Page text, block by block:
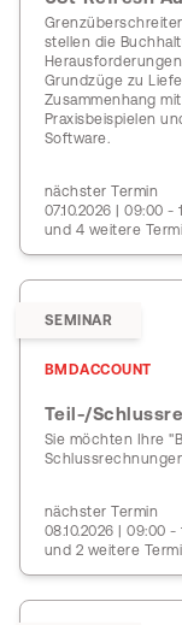
stellen die
Grundzüge zu
Zusammenhang
Praxisbeispielen
Software.
nächster Termin
07.10.2026 | 09:00
und 4 weitere
SEMINAR
BMDACCOUNT
Teil-/
Sie möchten Ihre
nächster Termin
08.10.2026 | 09:00
und 2 weitere